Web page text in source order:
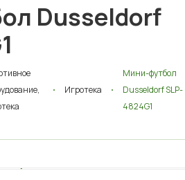
Dusseldorf
Игротека
Мини-футбол
Dusseldorf SLP-
4824G1